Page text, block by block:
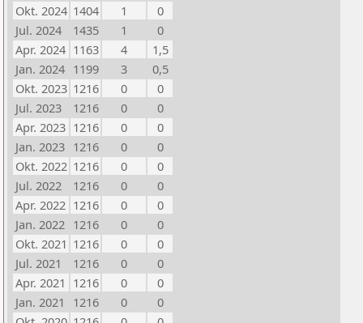
Okt. 2024 1404 1
0
Jul. 2024
1435 1
0
Apr. 2024 1163 4
1,5
Jan. 2024 1199 3
0,5
Okt. 2023 1216 0
0
Jul. 2023
1216 0
0
Apr. 2023 1216 0
0
Jan. 2023 1216 0
0
Okt. 2022 1216 0
0
Jul. 2022
1216 0
0
Apr. 2022 1216 0
0
Jan. 2022 1216 0
0
Okt. 2021 1216 0
0
Jul. 2021
1216 0
0
Apr. 2021 1216 0
0
Jan. 2021
1216 0
0